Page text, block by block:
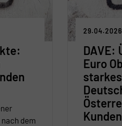
dem
29.04.2026
DAVE:
Euro